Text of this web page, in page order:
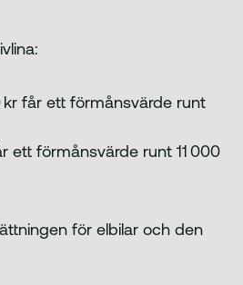
får ett förmånsvärde runt
ett förmånsvärde runt 11 000
för elbilar och den